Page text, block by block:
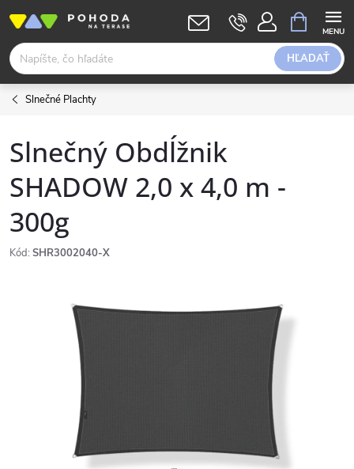
obsah
HĽADAŤ
KOŠÍK
Slnečné Plachty
Slnečný Obdĺžnik
SHADOW 2,0 x 4,0 m -
300g
Kód: SHR3002040-X